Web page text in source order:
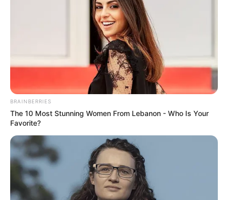
BRAINBERRIES
The 10 Most Stunning Women From Lebanon - Who Is Your
Favorite?